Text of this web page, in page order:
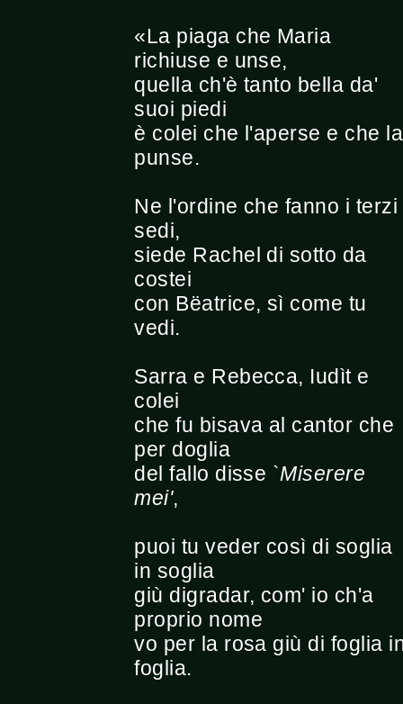
«La piaga che Maria
richiuse e unse,
quella ch'è tanto bella da'
suoi piedi
è colei che l'aperse e che la
punse.
Ne l'ordine che fanno i terzi
sedi,
siede Rachel di sotto da
costei
con Bëatrice, sì come tu
vedi.
Sarra e Rebecca, Iudìt e
colei
che fu bisava al cantor che
per doglia
del fallo disse `Miserere
mei',
puoi tu veder così di soglia
in soglia
giù digradar, com' io ch'a
proprio nome
vo per la rosa giù di foglia
foglia.